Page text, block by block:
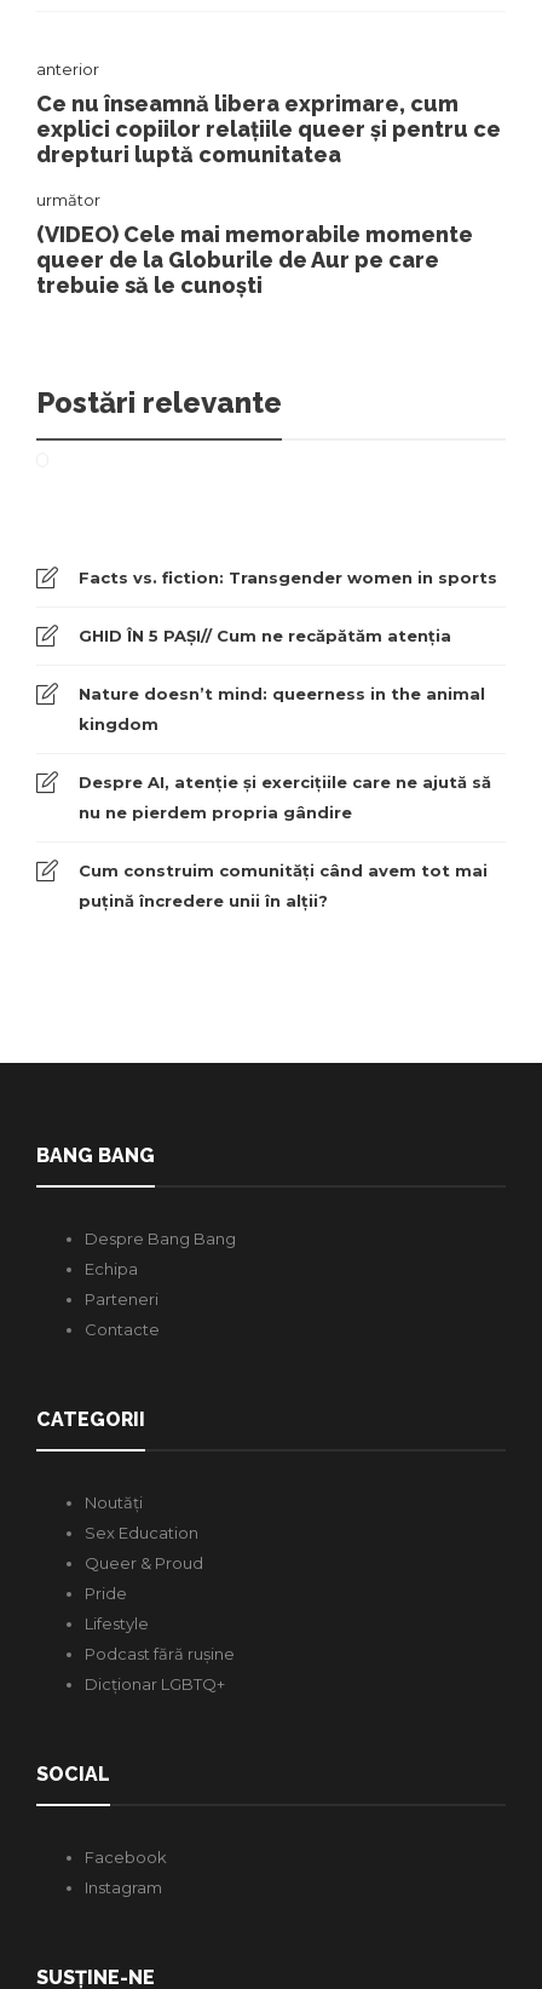
anterior
Ce nu înseamnă libera exprimare, cum
explici copiilor relațiile queer și pentru ce
drepturi luptă comunitatea
următor
(VIDEO) Cele mai memorabile momente
queer de la Globurile de Aur pe care
trebuie să le cunoști
Postări relevante
Facts vs. fiction: Transgender women in sports
GHID ÎN 5 PAȘI// Cum ne recăpătăm atenția
Nature doesn’t mind: queerness in the animal
kingdom
Despre AI, atenție și exercițiile care ne ajută să
nu ne pierdem propria gândire
Cum construim comunități când avem tot mai
puțină încredere unii în alții?
BANG BANG
Despre Bang Bang
Echipa
Parteneri
Contacte
CATEGORII
Noutăți
Sex Education
Queer & Proud
Pride
Lifestyle
Podcast fără rușine
Dicționar LGBTQ+
SOCIAL
Facebook
Instagram
SUSȚINE-NE